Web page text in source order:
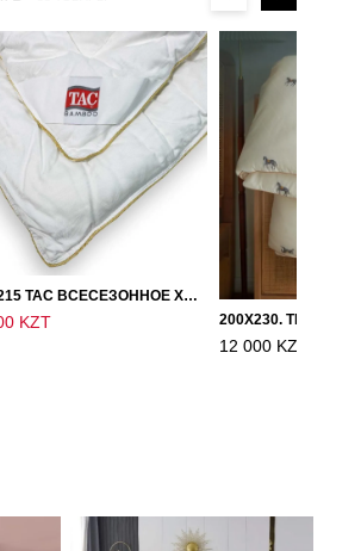
155Х215 TAC ВСЕСЕЗОННОЕ ХЛОПКОВОЕ ОДЕЯЛО ИЗ БАМБУКОВОГО ВОЛОКНА
KZT
12 000 KZT